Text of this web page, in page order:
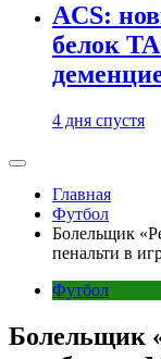
ACS:
белок
4 дня спустя
Главная
Футбол
Болельщик
пенальти в
Футбол
Болельщик